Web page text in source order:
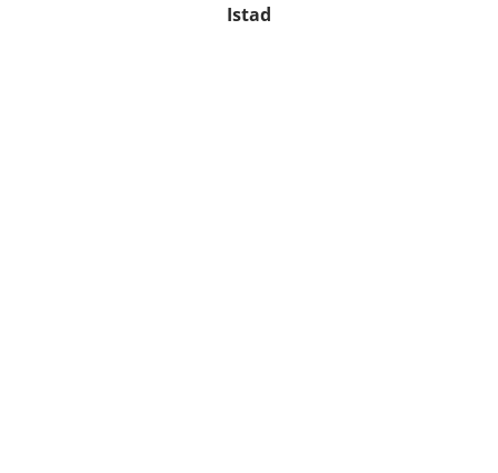
Istad